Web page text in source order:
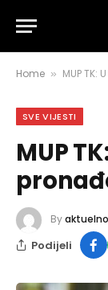
Home » MUP
SVE VIJESTI
MUP
By
Podijeli